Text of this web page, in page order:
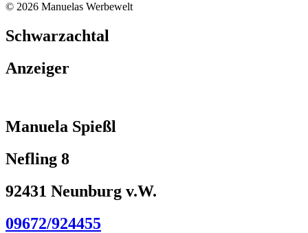
© 2026 Manuelas Werbewelt
Schwarzachtal
Anzeiger
Manuela Spießl
Nefling 8
92431 Neunburg v.W.
09672/924455